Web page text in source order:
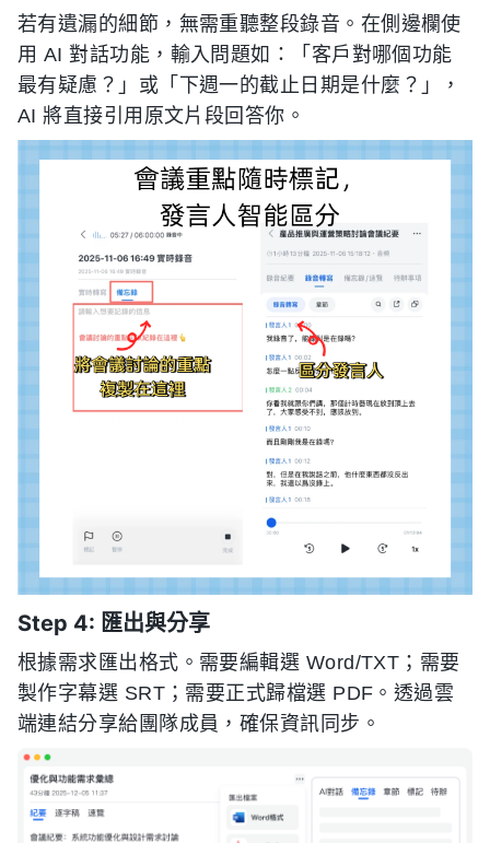
若有遺漏的細節，無需重聽整段錄音。在側邊欄使
用 AI 對話功能，輸入問題如：「客戶對哪個功能
最有疑慮？」或「下週一的截止日期是什麼？」，
AI 將直接引用原文片段回答你。
Step 4: 匯出與分享
根據需求匯出格式。需要編輯選 Word/TXT；需要
製作字幕選 SRT；需要正式歸檔選 PDF。透過雲
端連結分享給團隊成員，確保資訊同步。